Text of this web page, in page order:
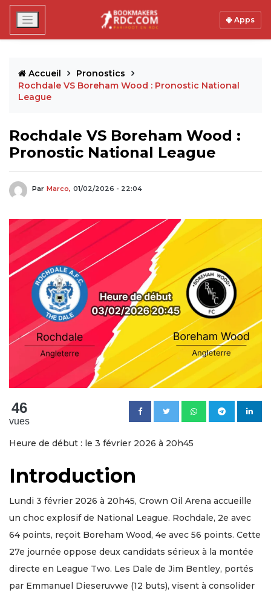
Apps
Accueil
Pronostics
Rochdale VS Boreham Wood : Pronostic National
League
Rochdale VS Boreham Wood :
Pronostic National League
Par Marco, 01/02/2026 - 22:04
46
vues
Heure de début : le 3 février 2026 à 20h45
Introduction
Lundi 3 février 2026 à 20h45, Crown Oil Arena accueille
un choc explosif de National League. Rochdale, 2e avec
64 points, reçoit Boreham Wood, 4e avec 56 points. Cette
27e journée oppose deux candidats sérieux à la montée
directe en League Two. Les Dale de Jim Bentley, portés
par Emmanuel Dieseruvwe (12 buts), visent à consolider